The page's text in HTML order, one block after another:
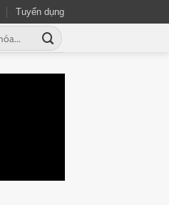
Tuyển dụng